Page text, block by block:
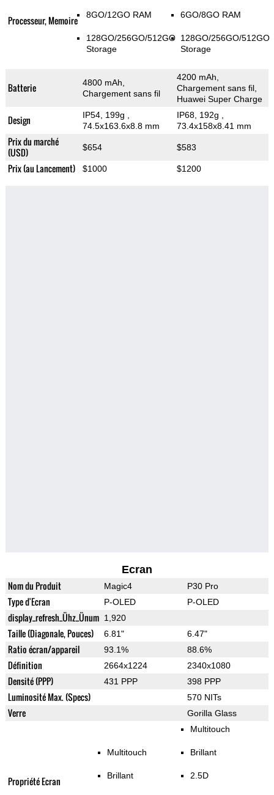
Processeur, Memoire 8GO/12GO RAM
128GO/256GO/512GO
Storage
6GO/8GO RAM
128GO/256GO/512GO
Storage
Batterie
4800 mAh,
Chargement sans fil
4200 mAh,
Chargement sans fil,
Huawei Super Charge
Design IP54, 199g
74.5x163.6x8.8 mm
IP68, 192g
73.4x158x8.41 mm
Prix du marché
(USD)
$654 $583
Prix (au Lancement) $1000 $1200
Ecran
Nom du Produit Magic4 P30 Pro
Type d'Ecran P-OLED P-OLED
display_refresh_Ühz_Ünum 1,920
Taille (Diagonale, Pouces) 6.81" 6.47"
Ratio écran/appareil 93.1% 88.6%
Définition 2664x1224 2340x1080
Densité (PPP) 431 PPP 398 PPP
Luminosité Max. (Specs) 570 NITs
Verre Gorilla Glass
Propriété Ecran
Multitouch
Brillant
Multitouch
Brillant
2.5D